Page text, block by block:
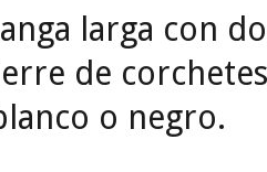
larga con
de
o negro.